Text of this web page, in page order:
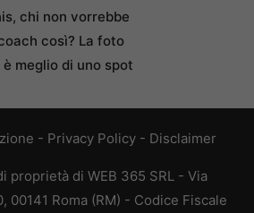
chi non vorrebbe
così? La foto
è meglio di uno spot
- Privacy Policy - Disclaimer
proprietà di WEB 365 SRL - Via
00141 Roma (RM) - Codice Fiscale